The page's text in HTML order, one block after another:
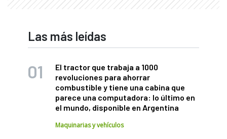
Las más leídas
El tractor que trabaja a 1000
revoluciones para ahorrar
combustible y tiene una cabina que
parece una computadora: lo último en
el mundo, disponible en Argentina
Maquinarias y vehículos